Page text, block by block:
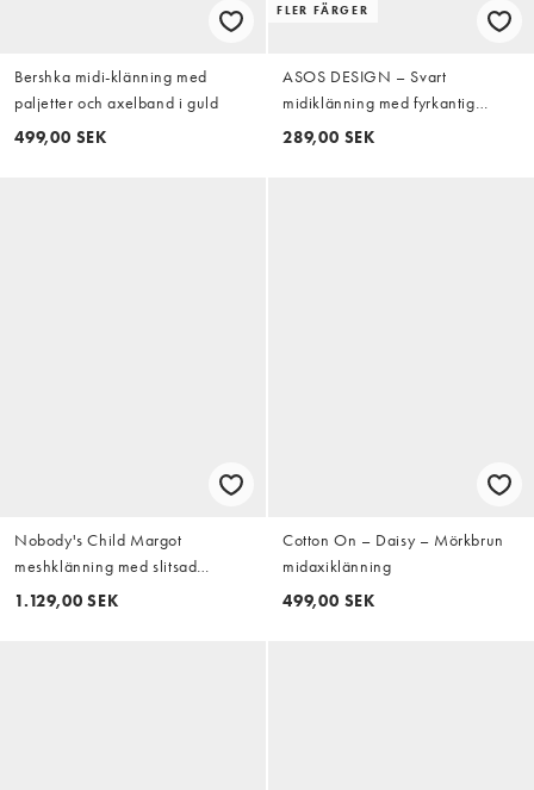
Bershka midi-klänning med
paljetter och axelband i guld
499,00 SEK
FLER FÄRGER
ASOS DESIGN – Svart
midiklänning med fyrkantig
halsringning och dekorativ söm
289,00 SEK
Nobody's Child Margot
meshklänning med slitsad
halsringning och öppen rygg i
1.129,00 SEK
Cotton On – Daisy – Mörkbrun
midaxiklänning
499,00 SEK